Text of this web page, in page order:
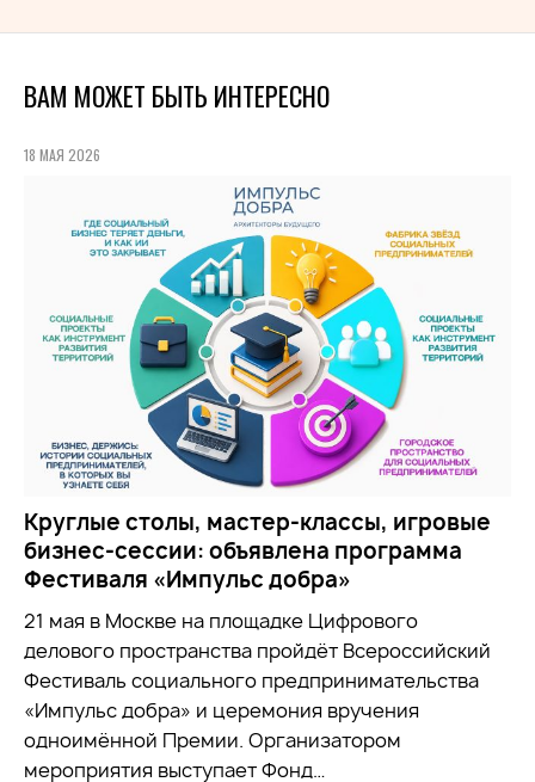
ВАМ МОЖЕТ БЫТЬ ИНТЕРЕСНО
18 МАЯ 2026
Круглые столы, мастер-классы, игровые
бизнес-сессии: объявлена программа
Фестиваля «Импульс добра»
21 мая в Москве на площадке Цифрового
делового пространства пройдёт Всероссийский
Фестиваль социального предпринимательства
«Импульс добра» и церемония вручения
одноимённой Премии. Организатором
мероприятия выступает Фонд…